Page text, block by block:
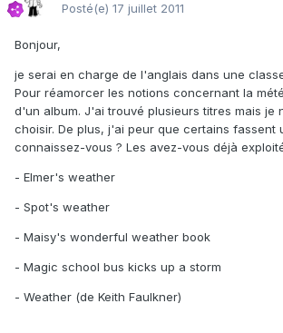
Posté(e) 17 juillet 2011
Bonjour,
je serai en charge de l'anglais dans une
Pour réamorcer les notions concernant la
d'un album. J'ai trouvé plusieurs titres mais je
choisir. De plus, j'ai peur que certains fassent
connaissez-vous ? Les avez-vous déjà
- Elmer's weather
- Spot's weather
- Maisy's wonderful weather book
- Magic school bus kicks up a storm
- Weather (de Keith Faulkner)